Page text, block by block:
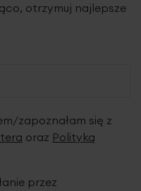
otrzymuj najlepsze
zapoznałam się z
oraz Polityką
przez